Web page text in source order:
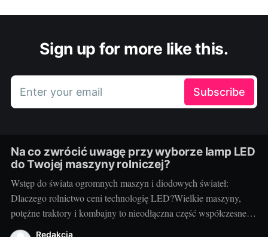
Sign up for more like this.
Enter your email Subscribe
Na co zwrócić uwagę przy wyborze lamp LED
do Twojej maszyny rolniczej?
Wstęp do świata ogromnych maszyn i diodowych świateł:
Dlaczego rolnictwo ceni technologię LED?Wielkie maszyny,
potężne traktory i kombajny to nieodłączna część współczesnego
rolnictwa. Każdy kto prowadzi gospodarstwo wie, jak ważna jest
Redakcja